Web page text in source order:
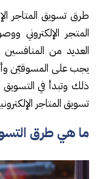
طرق تسويق المتاجر
المتجر الإلكتروني
العديد من
يجب على المسوقيّن
تسويق المتاجر
ما هي طرق